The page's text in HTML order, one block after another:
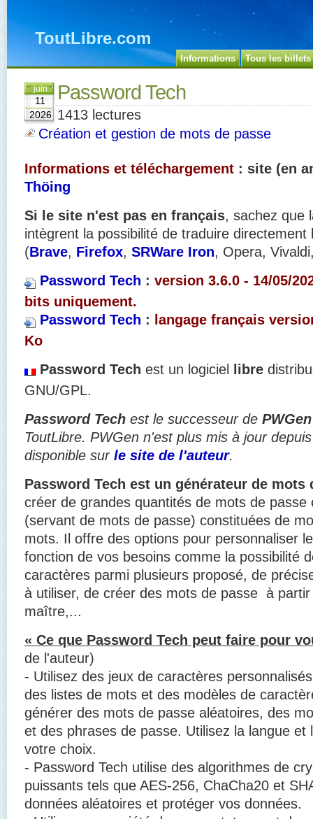
ToutLibre.com
Informations Tous les billets
juin
11
2026
Password Tech
1413 lectures
Création et gestion de mots de passe
Informations et téléchargement : site (en
Thöing
Si le site n'est pas en français, sachez que
intègrent la possibilité de traduire directement
(Brave, Firefox, SRWare Iron, Opera,
Password Tech : version 3.6.0 - 14/05/
bits uniquement.
Password Tech :
langage français
Ko
Password Tech est un logiciel libre
GNU/GPL.
Password Tech est le successeur de PWGen
ToutLibre. PWGen n'est plus mis à jour
disponible sur le site de l'auteur.
Password Tech est un générateur de mots
créer de grandes quantités de mots de passe
(servant de mots de passe) constituées de
mots. Il offre des options pour personnaliser
fonction de vos besoins comme la possibilité
caractères parmi plusieurs proposé, de
à utiliser, de créer des mots de passe à
maître,...
« Ce que Password Tech peut faire pour
de l'auteur)
- Utilisez des jeux de caractères
des listes de mots et des modèles de
générer des mots de passe aléatoires, des
et des phrases de passe. Utilisez la langue et
votre choix.
- Password Tech utilise des algorithmes de
puissants tels que AES-256, ChaCha20 et
données aléatoires et protéger vos données.